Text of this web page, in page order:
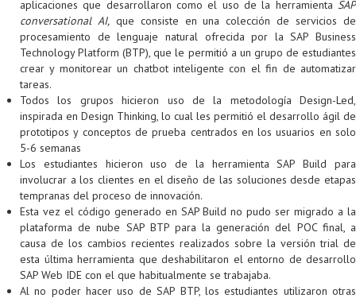
aplicaciones que desarrollaron como el uso de la herramienta SAP
conversational AI,que consiste en una colección de servicios de
procesamiento de lenguaje natural ofrecida por la SAP Business
Technology Platform (BTP), que le permitió a un grupo de estudiantes
crear y monitorear un chatbot inteligente con el fin de automatizar
tareas.
Todos los grupos hicieron uso de la metodología Design-Led,
inspirada en Design Thinking, lo cual les permitió el desarrollo ágil de
prototipos y conceptos de prueba centrados en los usuarios en solo
5-6 semanas
Los estudiantes hicieron uso de la herramienta SAP Build para
involucrar a los clientes en el diseño de las soluciones desde etapas
tempranas del proceso de innovación.
Esta vez el código generado en SAP Build no pudo ser migrado a la
plataforma de nube SAP BTP para la generación del POC final, a
causa de los cambios recientes realizados sobre la versión trial de
esta última herramienta que deshabilitaron el entorno de desarrollo
SAP Web IDE con el que habitualmente se trabajaba.
Al no poder hacer uso de SAP BTP, los estudiantes utilizaron otras
Ofertas
Práctica social
Proyecto de grado
Reingreso
Reintegro
Retiro voluntario
Transferencia
Tarifas
Grado
Escuela Internacional de Verano
Protocolo de bioseguridad